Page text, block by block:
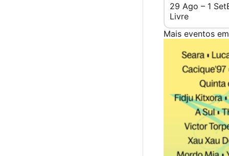
29 Ago – 1 Set
Livre
Mais eventos